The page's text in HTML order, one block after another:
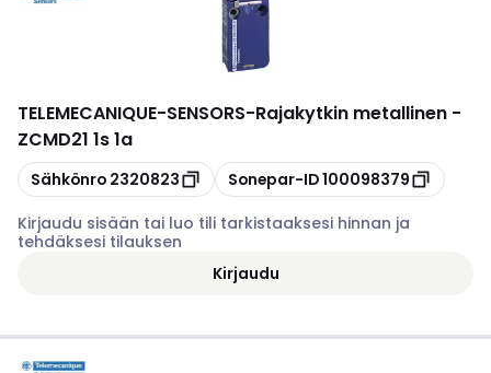
TELEMECANIQUE-SENSORS-Rajakytkin metallinen -
ZCMD21 1s 1a
Kopioi
Sähkönro 2320823 Kopioi
Sonepar-ID100098379
Kirjaudu sisään tai luo tili tarkistaaksesi hinnan ja
tehdäksesi tilauksen
Kirjaudu